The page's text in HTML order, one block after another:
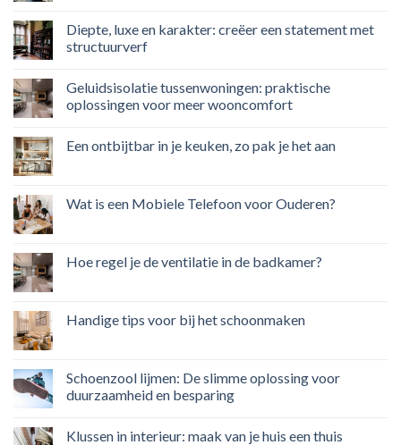
Diepte, luxe en karakter: creëer een statement met
structuurverf
Geluidsisolatie tussenwoningen: praktische
oplossingen voor meer wooncomfort
Een ontbijtbar in je keuken, zo pak je het aan
Wat is een Mobiele Telefoon voor Ouderen?
Hoe regel je de ventilatie in de badkamer?
Handige tips voor bij het schoonmaken
Schoenzool lijmen: De slimme oplossing voor
duurzaamheid en besparing
Klussen in interieur: maak van je huis een thuis